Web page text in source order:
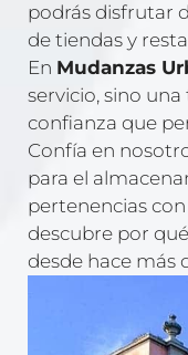
podrás disfrutar
de tiendas y
En Mudanzas
servicio, sino
confianza que
Confía en
para el
pertenencias
descubre por
desde hace más